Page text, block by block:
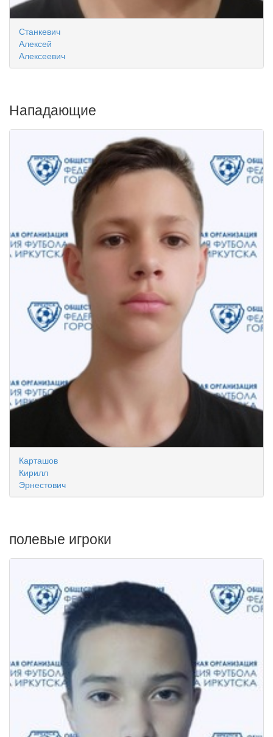
Станкевич
Алексей
Алексеевич
Нападающие
Карташов
Кирилл
Эрнестович
полевые игроки